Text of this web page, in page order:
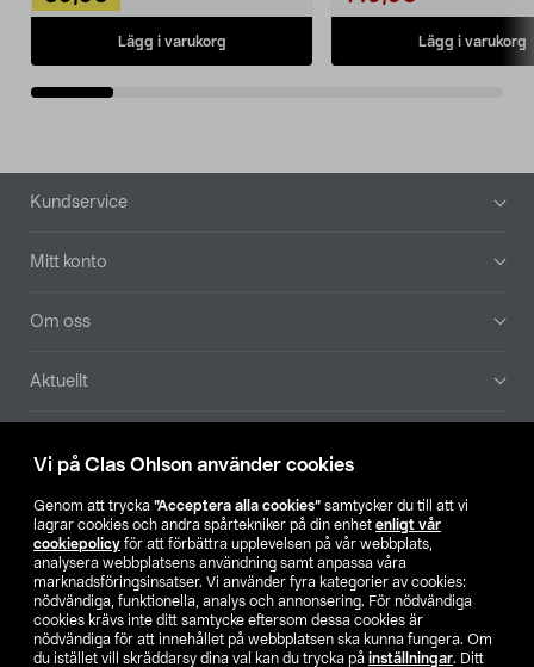
Vi på Clas Ohlson använder cookies
Genom att trycka ”Acceptera alla cookies” samtycker du till att vi
lagrar cookies och andra spårtekniker på din enhet enligt vår
cookiepolicy för att förbättra upplevelsen på vår webbplats,
analysera webbplatsens användning samt anpassa våra
marknadsföringsinsatser. Vi använder fyra kategorier av cookies:
nödvändiga, funktionella, analys och annonsering. För nödvändiga
cookies krävs inte ditt samtycke eftersom dessa cookies är
nödvändiga för att innehållet på webbplatsen ska kunna fungera. Om
du istället vill skräddarsy dina val kan du trycka på inställningar. Ditt
Lägg i varukorg Lägg i varukorg
Sidfot
Kundservice
Mitt konto
Om oss
Aktuellt
Hitta butik
SE NO FI